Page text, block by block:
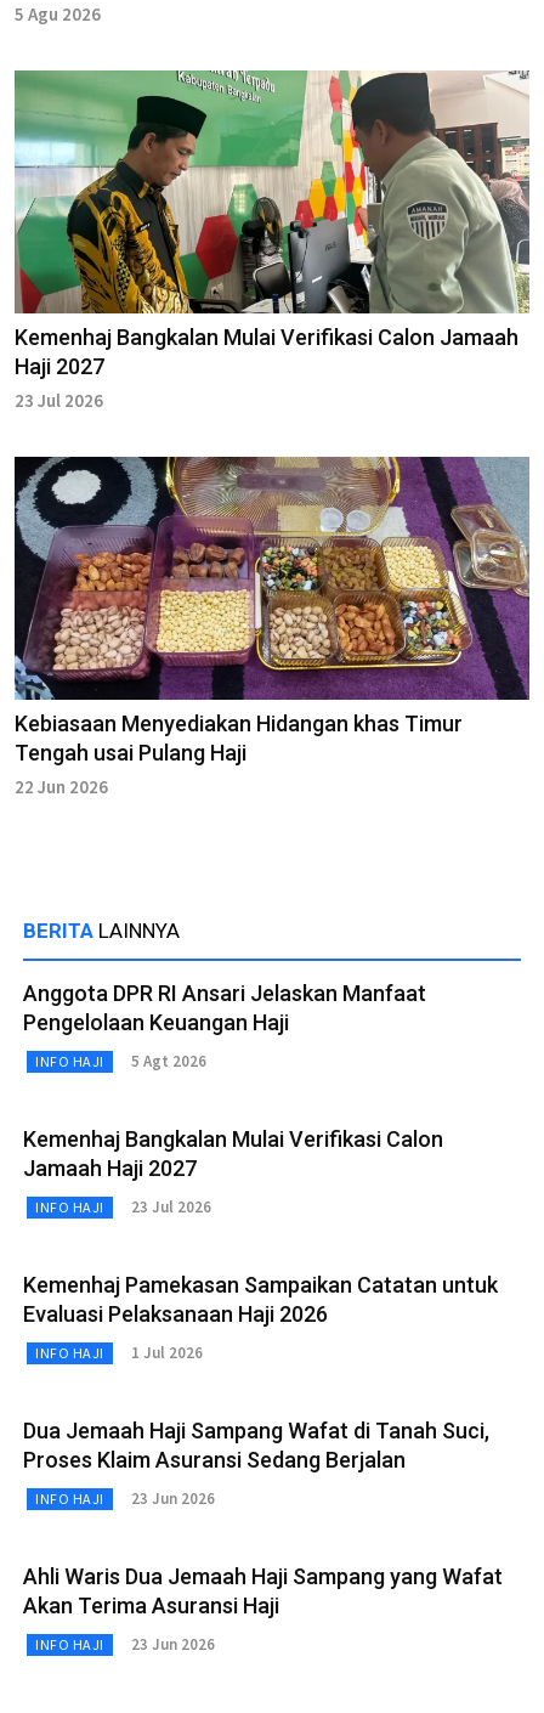
5 Agu 2026
Kemenhaj Bangkalan Mulai Verifikasi Calon Jamaah
Haji 2027
23 Jul 2026
Kebiasaan Menyediakan Hidangan khas Timur
Tengah usai Pulang Haji
22 Jun 2026
BERITA LAINNYA
Anggota DPR RI Ansari Jelaskan Manfaat
Pengelolaan Keuangan Haji
INFO HAJI 5 Agt 2026
Kemenhaj Bangkalan Mulai Verifikasi Calon
Jamaah Haji 2027
INFO HAJI 23 Jul 2026
Kemenhaj Pamekasan Sampaikan Catatan untuk
Evaluasi Pelaksanaan Haji 2026
INFO HAJI 1 Jul 2026
Dua Jemaah Haji Sampang Wafat di Tanah Suci,
Proses Klaim Asuransi Sedang Berjalan
INFO HAJI 23 Jun 2026
Ahli Waris Dua Jemaah Haji Sampang yang Wafat
Akan Terima Asuransi Haji
INFO HAJI 23 Jun 2026